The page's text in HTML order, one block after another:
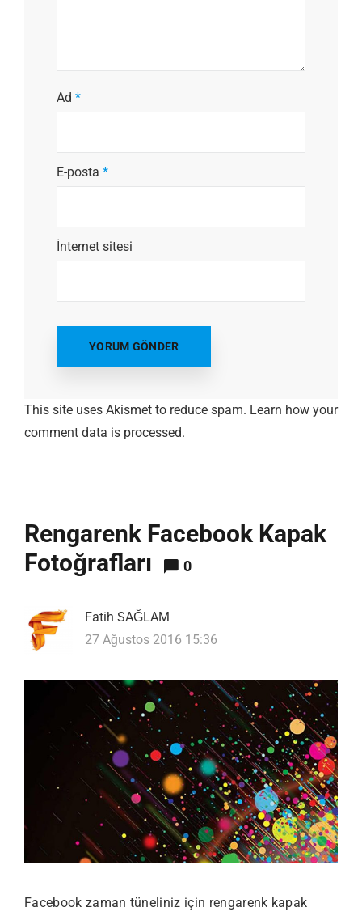
Ad *
E-posta *
İnternet sitesi
This site uses Akismet to reduce spam. Learn how your
comment data is processed.
Rengarenk Facebook Kapak
Fotoğrafları
0
Fatih SAĞLAM
27 Ağustos 2016 15:36
Facebook zaman tüneliniz için rengarenk kapak